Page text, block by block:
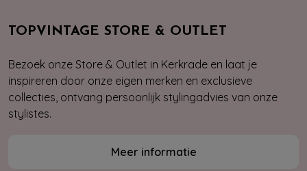
TOPVINTAGE STORE & OUTLET
Bezoek onze Store & Outlet in Kerkrade en laat je
inspireren door onze eigen merken en exclusieve
collecties, ontvang persoonlijk stylingadvies van onze
stylistes.
Meer informatie